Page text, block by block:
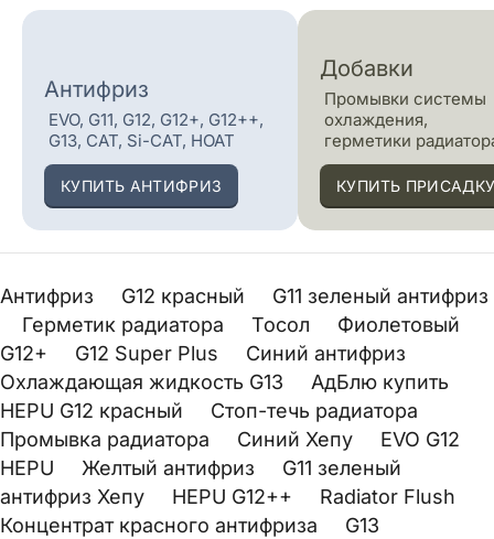
Антифриз
EVO, G11, G12, G12+, G12++,
G13, CAT, Si-CAT, HOAT
КУПИТЬ АНТИФРИЗ
Добавки
Промывки системы
охлаждения,
герметики
КУПИТЬ
Антифриз G12 красный
G11 зеленый антифриз
Герметик радиатора
Тосол
Фиолетовый
G12+
G12 Super Plus
Синий антифриз
Охлаждающая жидкость G13
АдБлю купить
HEPU G12 красный
Стоп-течь радиатора
Промывка радиатора
Синий Хепу
EVO G12
HEPU
Желтый антифриз
G11 зеленый
антифриз Хепу
HEPU G12++
Radiator Flush
Концентрат красного антифриза
G13